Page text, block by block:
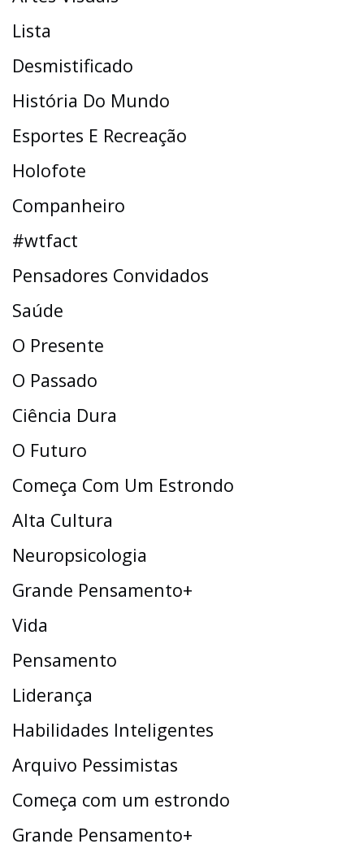
Lista
Desmistificado
História Do Mundo
Esportes E Recreação
Holofote
Companheiro
#wtfact
Pensadores Convidados
Saúde
O Presente
O Passado
Ciência Dura
O Futuro
Começa Com Um Estrondo
Alta Cultura
Neuropsicologia
Grande Pensamento+
Vida
Pensamento
Liderança
Habilidades Inteligentes
Arquivo Pessimistas
Começa com um estrondo
Grande Pensamento+